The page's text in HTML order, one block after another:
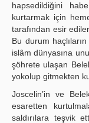
hapsedildiğini
kurtarmak için
tarafından esir
Bu durum
islâm dünyasına
şöhrete ulaşan
yokolup gitmekten
Joscelin’in ve
esaretten
saldırılara teşvik